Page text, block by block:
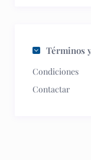
Términos
Condiciones
Contactar